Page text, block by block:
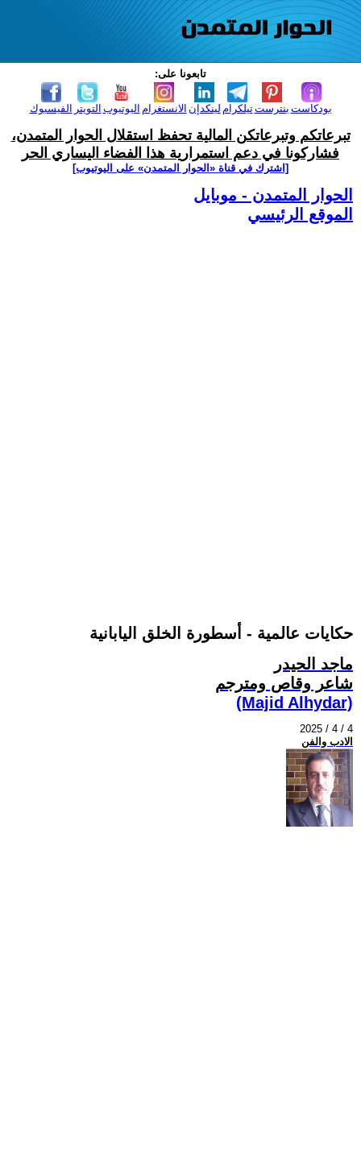
تابعونا على:
الفيسبوك التويتر اليوتيوب الانستغرام لينكدإن تيلكرامبنترست بودكاست
تبرعاتكم وتبرعاتكن المالية تحفظ استقلال الحوار المتمدن،
فشاركونا في دعم استمرارية هذا الفضاء اليساري الحر
[اشترك في قناة ‫«الحوار المتمدن» على اليوتيوب]
الحوار المتمدن - موبايل
الموقع الرئيسي
حكايات عالمية - أسطورة الخلق اليابانية
ماجد الحيدر
شاعر وقاص ومترجم
(Majid Alhydar)
2025 / 4 / 4
الادب والفن